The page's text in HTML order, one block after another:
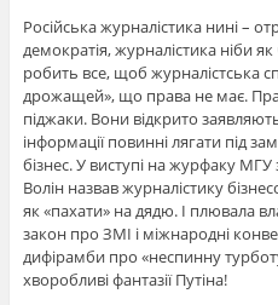
Російська журналістика нині –
демократія, журналістика ніби
робить все, щоб журналістська
дрожащей», що права не має.
піджаки. Вони відкрито
інформації повинні лягати під
бізнес. У виступі на журфаку МГУ
Волін назвав журналістику
як «пахати» на дядю. І плювала
закон про ЗМІ і міжнародні
дифірамби про «неспинну
хворобливі фантазії Путіна!